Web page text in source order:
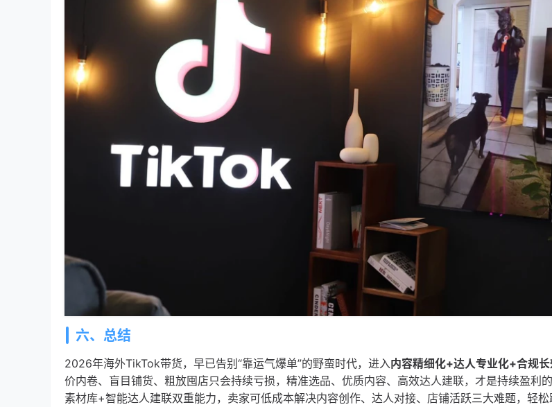
六、总结
2026年海外TikTok带货，早已告别“靠运气爆单”的野蛮时代，进入内容精细化+达人专业化+合规
价内卷、盲目铺货、粗放囤店只会持续亏损，精准选品、优质内容、高效达人建联，才是持续盈利
素材库+智能达人建联双重能力，卖家可低成本解决内容创作、达人对接、店铺活跃三大难题，轻